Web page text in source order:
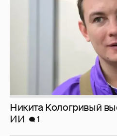
Никита Кологривый
ИИ
1